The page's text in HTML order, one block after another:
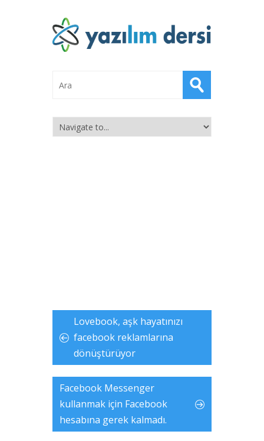
Lovebook, aşk hayatınızı
facebook reklamlarına
dönüştürüyor
Facebook Messenger
kullanmak için Facebook
hesabına gerek kalmadı.